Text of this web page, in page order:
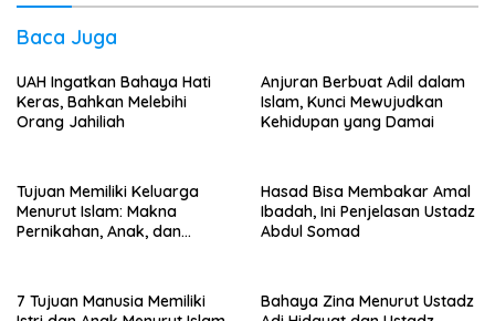
Baca Juga
UAH Ingatkan Bahaya Hati
Keras, Bahkan Melebihi
Orang Jahiliah
Anjuran Berbuat Adil dalam
Islam, Kunci Mewujudkan
Kehidupan yang Damai
Tujuan Memiliki Keluarga
Menurut Islam: Makna
Pernikahan, Anak, dan
Hasad Bisa Membakar Amal
Ibadah, Ini Penjelasan Ustadz
Abdul Somad
7 Tujuan Manusia Memiliki
Bahaya Zina Menurut Ustadz